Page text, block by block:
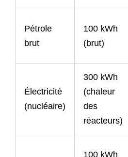
Pétrole
brut
100 kWh
(brut)
Électricité
(nucléaire)
300 kWh
(chaleur
des
réacteurs)
100 kWh